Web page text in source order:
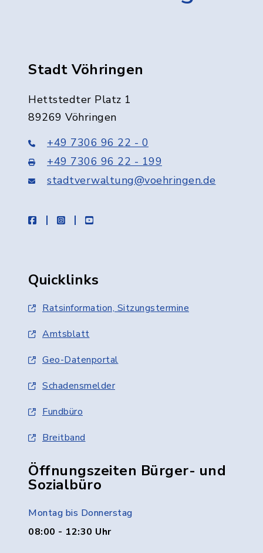
Stadt Vöhringen
Hettstedter Platz 1
89269 Vöhringen
+49 7306 96 22 - 0
+49 7306 96 22 - 199
stadtverwaltung@voehringen.de
facebookinstagramyoutube
Quicklinks
Ratsinformation, Sitzungstermine
Amtsblatt
Geo-Datenportal
Schadensmelder
Fundbüro
Breitband
Öffnungszeiten Bürger- und
Sozialbüro
Montag bis Donnerstag
08:00 - 12:30 Uhr